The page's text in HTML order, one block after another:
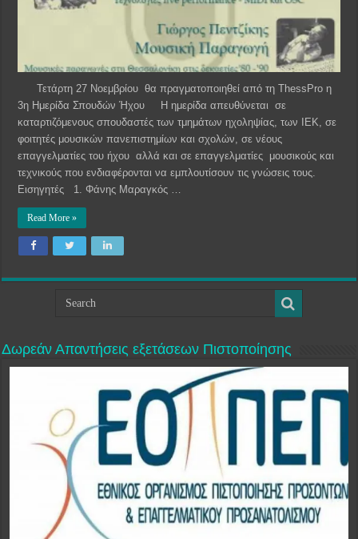
Τετάρτη 27 Νοεμβρίου θα πραγματοποιηθεί από τη ThessPro η
3η Ημερίδα Σπουδών Ήχου Η ημερίδα απευθύνεται σε
καταρτιζόμενους σπουδαστές των τμημάτων ηχοληψίας, των ΙΕΚ, σε
φοιτητές μουσικών πανεπιστημίων και σχολών, σε νέους
επαγγελματίες του ήχου αλλά και σε επαγγελματίες μουσικούς και
τεχνικούς που ενδιαφέρονται να εμπλουτίσουν τις γνώσεις τους.
Εισηγητές 1. Φάνης Μαραγκός …
Read More »
Δωρεάν Απαντήσεις εξετάσεων Πιστοποίησης